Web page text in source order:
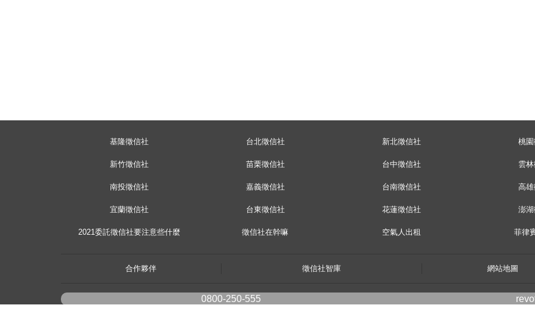
基隆徵信社 台北徵信社 新北徵信社 桃
新竹徵信社 苗栗徵信社 台中徵信社 雲
南投徵信社 嘉義徵信社 台南徵信社 高
宜蘭徵信社 台東徵信社 花蓮徵信社 澎
2021委託徵信社要注意些什麼 徵信社在幹嘛 空氣人出租 菲律
合作夥伴 徵信社智庫 網站地圖
0800-250-555